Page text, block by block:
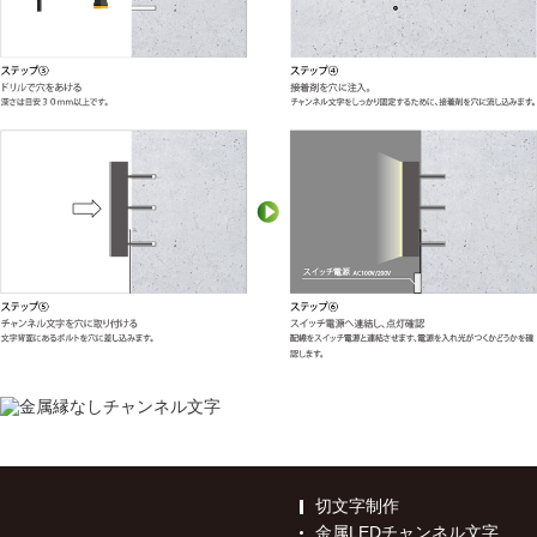
切文字制作
金属LEDチャンネル文字